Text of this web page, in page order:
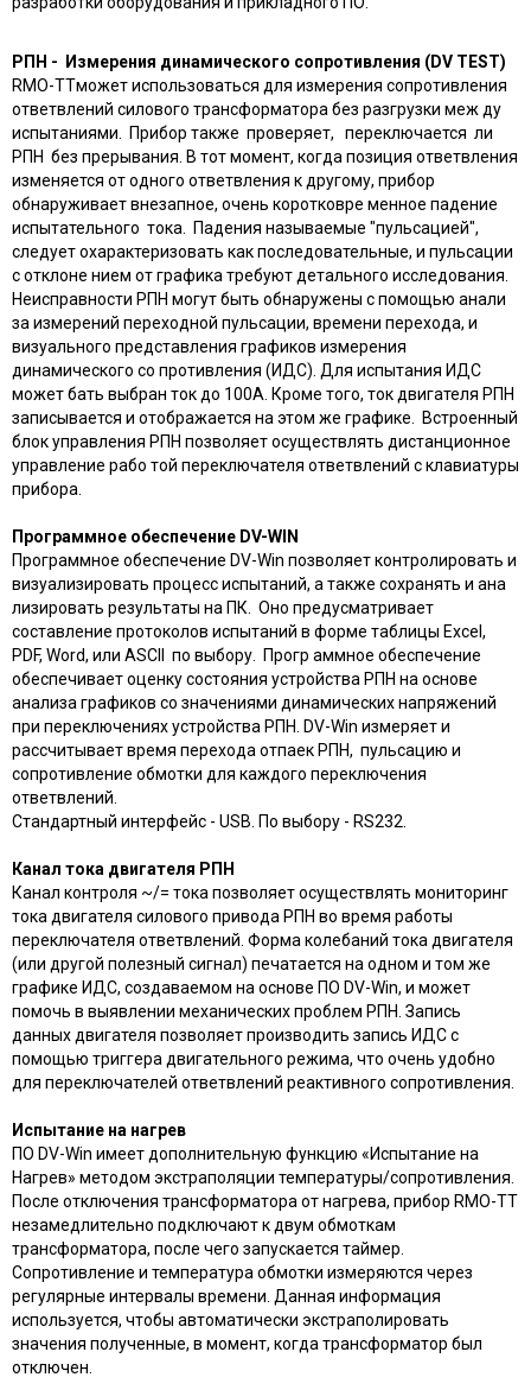
РПН - Измерения динамического сопротивления (DV TEST)
RMO-TTможет использоваться для измерения сопротивления
ответвлений силового трансформатора без разгрузки меж ду
испытаниями. Прибор также проверяет, переключается ли
РПН без прерывания. В тот момент, когда позиция ответвления
изменяется от одного ответвления к другому, прибор
обнаруживает внезапное, очень коротковре менное падение
испытательного тока. Падения называемые "пульсацией",
следует охарактеризовать как последовательные, и пульсации
с отклоне нием от графика требуют детального исследования.
Неисправности РПН могут быть обнаружены с помощью анали
за измерений переходной пульсации, времени перехода, и
визуального представления графиков измерения
динамического со противления (ИДС). Для испытания ИДС
может бать выбран ток до 100А. Кроме того, ток двигателя РПН
записывается и отображается на этом же графике. Встроенный
блок управления РПН позволяет осуществлять дистанционное
управление рабо той переключателя ответвлений с клавиатуры
прибора.
Программное обеспечение DV-WIN
Программное обеспечение DV-Win позволяет контролировать и
визуализировать процесс испытаний, а также сохранять и ана
лизировать результаты на ПК. Оно предусматривает
составление протоколов испытаний в форме таблицы Excel,
PDF, Word, или ASCII по выбору. Прогр аммное обеспечение
обеспечивает оценку состояния устройства РПН на основе
анализа графиков со значениями динамических напряжений
при переключениях устройства РПН. DV-Win измеряет и
рассчитывает время перехода отпаек РПН, пульсацию и
сопротивление обмотки для каждого переключения
ответвлений.
Стандартный интерфейс - USB. По выбору - RS232.
Канал тока двигателя РПН
Канал контроля ~/= тока позволяет осуществлять мониторинг
тока двигателя силового привода РПН во время работы
переключателя ответвлений. Форма колебаний тока двигателя
(или другой полезный сигнал) печатается на одном и том же
графике ИДС, создаваемом на основе ПО DV-Win, и может
помочь в выявлении механических проблем РПН. Запись
данных двигателя позволяет производить запись ИДС с
помощью триггера двигательного режима, что очень удобно
для переключателей ответвлений реактивного сопротивления.
Испытание на нагрев
ПО DV-Win имеет дополнительную функцию «Испытание на
Нагрев» методом экстраполяции температуры/сопротивления.
После отключения трансформатора от нагрева, прибор RMO-TT
незамедлительно подключают к двум обмоткам
трансформатора, после чего запускается таймер.
Сопротивление и температура обмотки измеряются через
регулярные интервалы времени. Данная информация
используется, чтобы автоматически экстраполировать
значения полученные, в момент, когда трансформатор был
отключен.